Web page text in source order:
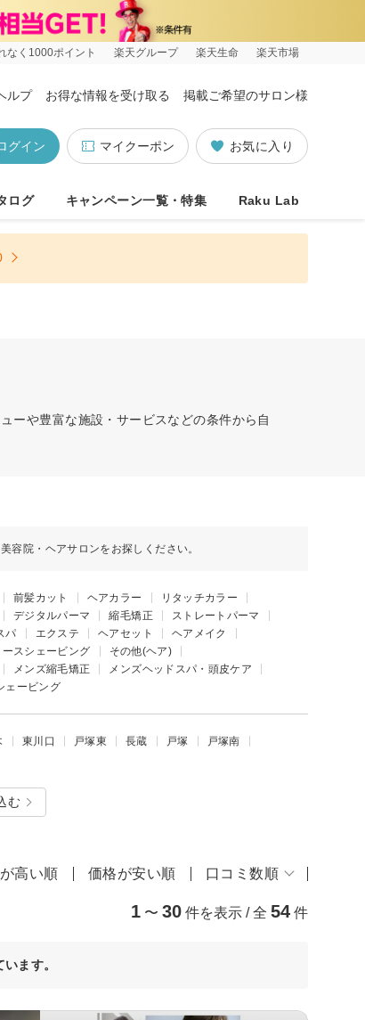
なく1000ポイント 楽天グループ 楽天生命 楽天市場
ルプ お得な情報を受け取る 掲載ご希望のサロン様
お気に入り
マイクーポン
グイン
ログ キャンペーン一覧・特集 Raku Lab
ーや豊富な施設・サービスなどの条件から自
容院・ヘアサロンをお探しください。
前髪カット ヘアカラー
リタッチカラー
デジタルパーマ 縮毛矯正
ストレートパーマ
パ エクステ ヘアセット
ヘアメイク
ースシェービング
その他(ヘア)
メンズ縮毛矯正
メンズヘッドスパ・頭皮ケア
ェービング
東川口 戸塚東 長蔵 戸塚
戸塚南
む
高い順 価格が安い順 口コミ数順
1 〜 30 件を表示 / 全 54 件
ます。